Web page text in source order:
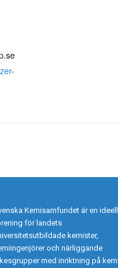
Kemisamfundet är en ideell
för landets
kemister,
och närliggande
med inriktning på